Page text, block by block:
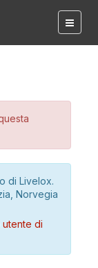
di Livelox.
Norvegia
utente di